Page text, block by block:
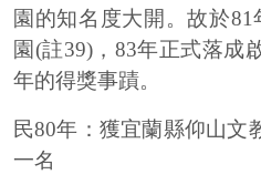
園的知名度大開。故於
園(註39)，83年正式落成
年的得獎事蹟。
民80年：獲宜蘭縣仰山文
一名